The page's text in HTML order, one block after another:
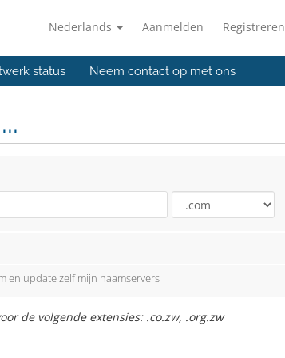
Nederlands Aanmelden Registreren
status Neem contact op met ons
en update zelf mijn naamservers
de volgende extensies: .co.zw, .org.zw